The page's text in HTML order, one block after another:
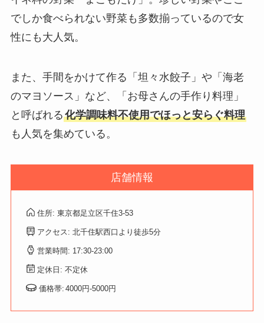
でしか食べられない野菜も多数揃っているので女
性にも大人気。
また、手間をかけて作る「坦々水餃子」や「海老
のマヨソース」など、「お母さんの手作り料理」
と呼ばれる化学調味料不使用でほっと安らぐ料理
も人気を集めている。
店舗情報
住所: 東京都足立区千住3-53
アクセス: 北千住駅西口より徒歩5分
営業時間: 17:30-23:00
定休日: 不定休
価格帯: 4000円-5000円